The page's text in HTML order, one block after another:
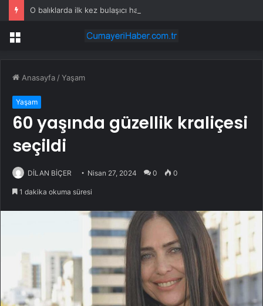
Menü
Anasayfa /Yaşam
Yaşam
60 yaşında güzellik kraliçesi
seçildi
DİLAN BİÇER Nisan 27, 2024 0 0
1 dakika okuma süresi